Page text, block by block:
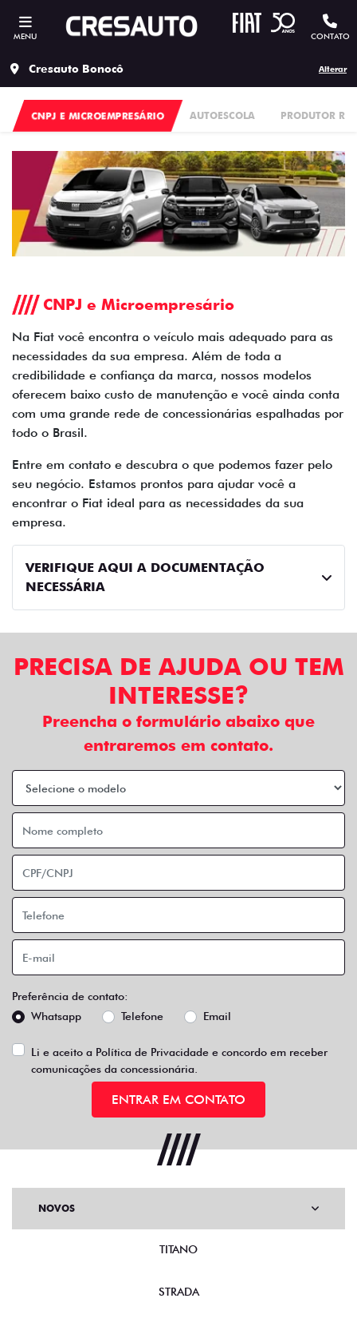
MENU CONTATO
Cresauto Bonocô Alterar
CNPJ E MICROEMPRESÁRIO AUTOESCOLA PRODUTOR
CNPJ e Microempresário
Na Fiat você encontra o veículo mais adequado para as
necessidades da sua empresa. Além de toda a
credibilidade e confiança da marca, nossos modelos
oferecem baixo custo de manutenção e você ainda conta
com uma grande rede de concessionárias espalhadas por
todo o Brasil.
Entre em contato e descubra o que podemos fazer pelo
seu negócio. Estamos prontos para ajudar você a
encontrar o Fiat ideal para as necessidades da sua
empresa.
VERIFIQUE AQUI A DOCUMENTAÇÃO
NECESSÁRIA
PRECISA DE AJUDA OU TEM
INTERESSE?
Preencha o formulário abaixo que
entraremos em contato.
Preferência de contato:
Whatsapp
Telefone Email
Li e aceito a Política de Privacidade e concordo em receber
comunicações da concessionária.
ENTRAR EM CONTATO
NOVOS
TITANO
STRADA